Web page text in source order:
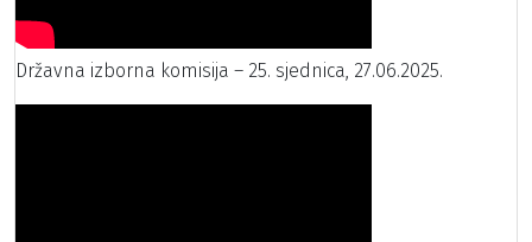
Državna izborna komisija – 25. sjednica, 27.06.2025.